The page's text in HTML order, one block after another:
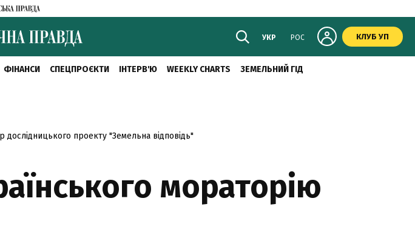
УКР РОС КЛУБ УП
ФІНАНСИ СПЕЦПРОЄКТИ ІНТЕРВ'Ю WEEKLY CHARTS ЗЕМЕЛЬНИЙ ГІД
дослідницького проекту "Земельна відповідь"
мораторію